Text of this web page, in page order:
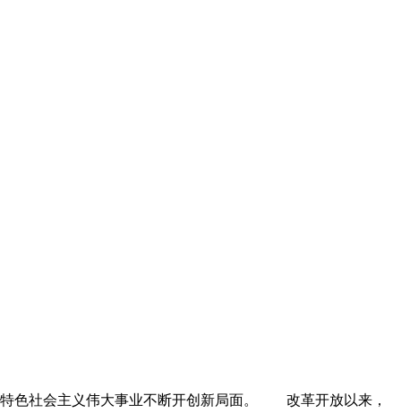
色社会主义伟大事业不断开创新局面。 改革开放以来，